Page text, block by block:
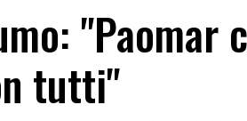
"Paomar
tutti"